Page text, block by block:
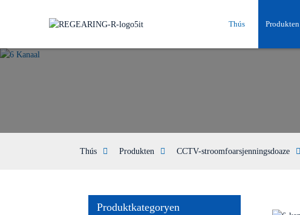
Thús Produkten
Thús Produkten CCTV-stroomfoarsjenningsdoaze
Produktkategoryen